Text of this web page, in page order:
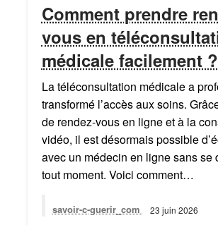
Comment prendre
vous en
médicale facilement ?
La téléconsultation médicale a
transformé l’accès aux soins.
de rendez-vous en ligne et à la
vidéo, il est désormais possible
avec un médecin en ligne sans se
tout moment. Voici comment…
savoir-c-guerir_com 23 juin 2026